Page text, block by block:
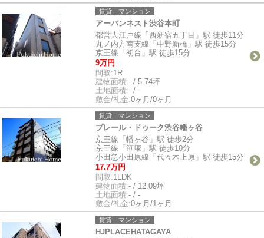
賃貸｜マンション
アーバンネスト渋谷本町
都営大江戸線「西新宿五丁目」駅 徒歩11分
丸ノ内方南支線「中野新橋」駅 徒歩15分
京王線「初台」駅 徒歩15分
9万円
間取:1R
建物面積:- / 5.74坪
土地面積:- / -
敷金/礼金:0ヶ月/0ヶ月
賃貸｜マンション
プレール・ドゥーク渋谷幡ヶ谷
京王線「幡ヶ谷」駅 徒歩2分
京王線「笹塚」駅 徒歩10分
小田急小田原線「代々木上原」駅 徒歩15分
17.7万円
間取:1LDK
建物面積:- / 12.09坪
土地面積:- / -
敷金/礼金:0ヶ月/1ヶ月
賃貸｜マンション
HJPLACEHATAGAYA